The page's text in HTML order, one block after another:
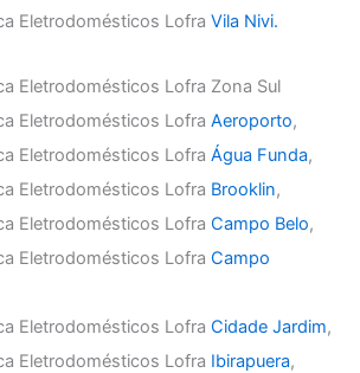
Eletrodomésticos LofraVila Nivi.
Eletrodomésticos Lofra Zona Sul
Eletrodomésticos LofraAeroporto,
Eletrodomésticos LofraÁgua Funda,
Eletrodomésticos Lofra Brooklin,
Eletrodomésticos LofraCampo Belo,
Eletrodomésticos LofraCampo
Eletrodomésticos LofraCidade Jardim,
Eletrodomésticos Lofra Ibirapuera,